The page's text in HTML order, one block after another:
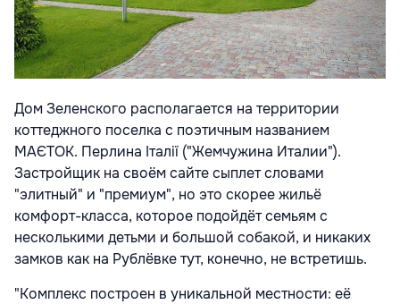
Дом Зеленского располагается на территории
коттеджного поселка с поэтичным названием
МАЄТОК. Перлина Італії ("Жемчужина Италии").
Застройщик на своём сайте сыплет словами
"элитный" и "премиум", но это скорее жильё
комфорт-класса, которое подойдёт семьям с
несколькими детьми и большой собакой, и никаких
замков как на Рублёвке тут, конечно, не встретишь.
"Комплекс построен в уникальной местности: её